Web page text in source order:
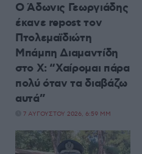
Ο Άδωνις Γεωργιάδης
έκανε repost τον
Πτολεμαϊδιώτη
Μπάμπη Διαμαντίδη
στο X: “Χαίρομαι πάρα
πολύ όταν τα διαβάζω
αυτά”
7 ΑΥΓΟΎΣΤΟΥ 2026, 6:59 ΜΜ